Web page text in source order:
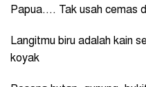
Papua…. Tak usah cemas
Langitmu biru adalah kain
koyak